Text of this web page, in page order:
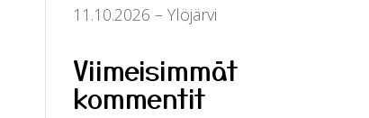
11.10.2026 – Ylöjärvi
Viimeisimmät
kommentit